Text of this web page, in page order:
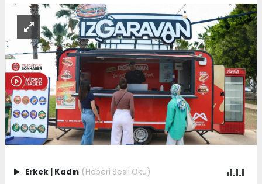
Erkek | Kadın (Haberi Sesli Oku)